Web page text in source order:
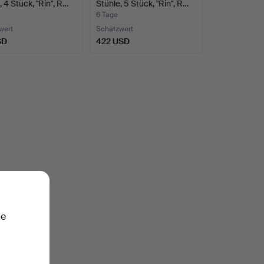
4 Stück, "Rin", R…
Stühle, 5 Stück, "Rin", R…
6 Tage
Schätzwert
422 USD